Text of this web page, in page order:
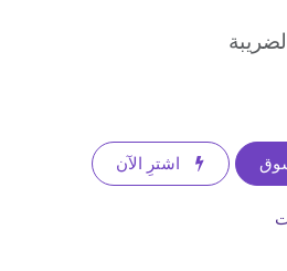
اشترِ الآن